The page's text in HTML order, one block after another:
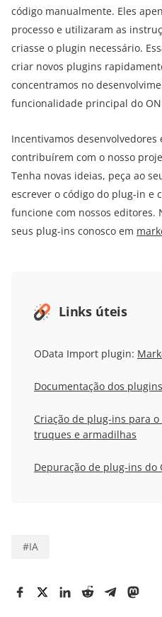
código manualmente. Eles
processo e utilizaram as
criasse o plugin necessário.
criar novos plugins
concentramos no
funcionalidade principal do
Incentivamos
contribuírem com o nosso
Tenha novas ideias, peça ao
escrever o código do plug-in e
funcione com nossos
seus plug-ins conosco em
Links úteis
OData Import plugin:
Documentação dos plugins
Criação de plug-ins para o
truques e armadilhas
Depuração de plug-ins do
#IA